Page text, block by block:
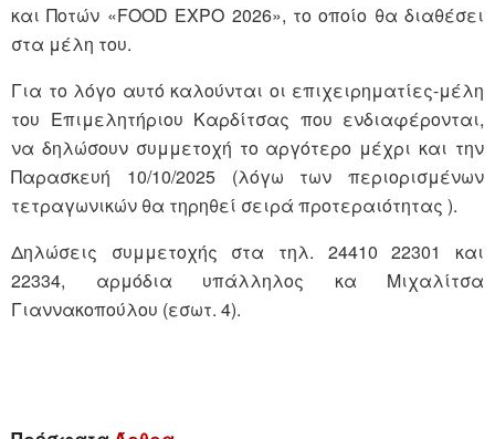
και Ποτών «FOOD EXPO 2026», το οποίο θα διαθέσει
στα μέλη του.
Για το λόγο αυτό καλούνται οι επιχειρηματίες-μέλη
του Επιμελητήριου Καρδίτσας που ενδιαφέρονται,
να δηλώσουν συμμετοχή το αργότερο μέχρι και την
Παρασκευή 10/10/2025 (λόγω των περιορισμένων
τετραγωνικών θα τηρηθεί σειρά προτεραιότητας ).
Δηλώσεις συμμετοχής στα τηλ. 24410 22301 και
22334, αρμόδια υπάλληλος κα Μιχαλίτσα
Γιαννακοπούλου (εσωτ. 4).